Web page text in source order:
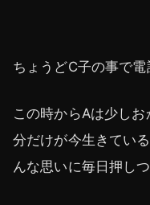
ちょうどC子の事で電
この時からAは少し
分だけが今生きてい
んな思いに毎日押し